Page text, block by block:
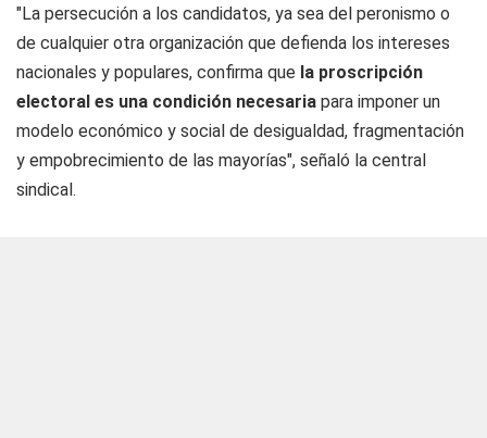
"La persecución a los candidatos, ya sea del peronismo o
de cualquier otra organización que defienda los intereses
nacionales y populares, confirma que la proscripción
electoral es una condición necesaria para imponer un
modelo económico y social de desigualdad, fragmentación
y empobrecimiento de las mayorías", señaló la central
sindical.